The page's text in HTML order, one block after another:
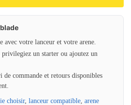
votre lanceur et votre arene.
un starter ou ajoutez un
de commande et retours disponibles
choisir, lanceur compatible arene